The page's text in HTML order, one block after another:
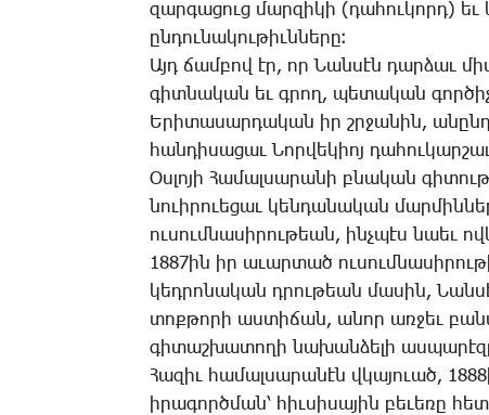
զար­գա­ցուց մար­զի­կի (դա­հու­կորդ)
ըն­դու­նա­կու­թիւն­նե­րը։
Այդ ճամ­բով էր, որ ­Նան­սէն դար­ձաւ
գիտ­նա­կան եւ գրող, պե­տա­կան
Ե­րի­տա­սար­դա­կան իր շրջա­նին,
հան­դի­սա­ցաւ ­Նոր­վե­կիոյ
Օս­լո­յի ­Հա­մալ­սա­րա­նի բնա­կան
նո­ւի­րո­ւե­ցաւ կեն­դա­նա­կան
ու­սում­նա­սի­րու­թեան, ինչ­պէս նաեւ
1887ին իր ա­ւար­տած
կեդ­րո­նա­կան դրու­թեան մա­սին,
տոք­թո­րի աս­տի­ճան, ա­նոր առ­ջեւ
գի­տաշ­խա­տո­ղի նա­խան­ձե­լի
­Հա­զիւ հա­մալ­սա­րա­նէն վկա­յո­ւած,
ի­րա­գործ­ման՝ հիւ­սի­սա­յին բե­ւե­ռը